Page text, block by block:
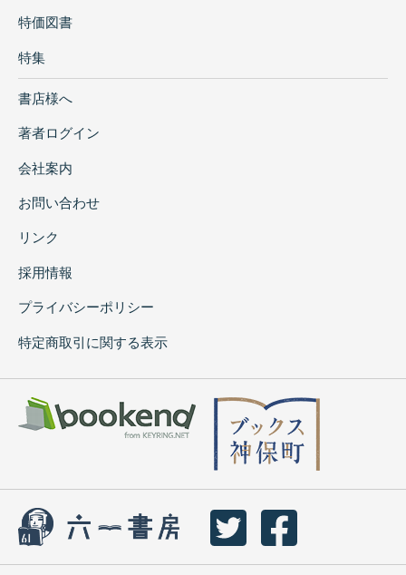
特価図書
特集
書店様へ
著者ログイン
会社案内
お問い合わせ
リンク
採用情報
プライバシーポリシー
特定商取引に関する表示